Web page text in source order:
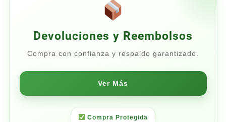
Devoluciones y Reembolsos
Compra con confianza y respaldo garantizado.
Ver Más
Compra Protegida